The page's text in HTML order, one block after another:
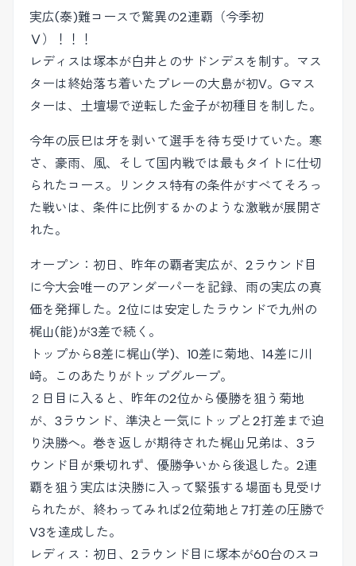
実広(泰)難コースで驚異の2連覇（今季初
Ⅴ）！！！
レディスは塚本が白井とのサドンデスを制す。マス
ターは終始落ち着いたプレーの大島が初V。Gマス
ターは、土壇場で逆転した金子が初種目を制した。
今年の辰巳は牙を剥いて選手を待ち受けていた。寒
さ、豪雨、風、そして国内戦では最もタイトに仕切
られたコース。リンクス特有の条件がすべてそろっ
た戦いは、条件に比例するかのような激戦が展開さ
れた。
オープン：初日、昨年の覇者実広が、2ラウンド目
に今大会唯一のアンダーパーを記録、雨の実広の真
価を発揮した。2位には安定したラウンドで九州の
梶山(能)が3差で続く。
トップから8差に梶山(学)、10差に菊地、14差に川
崎。このあたりがトップグループ。
２日目に入ると、昨年の2位から優勝を狙う菊地
が、3ラウンド、準決と一気にトップと2打差まで迫
り決勝へ。巻き返しが期待された梶山兄弟は、3ラ
ウンド目が乗切れず、優勝争いから後退した。2連
覇を狙う実広は決勝に入って緊張する場面も見受け
られたが、終わってみれば2位菊地と7打差の圧勝で
V3を達成した。
レディス：初日、2ラウンド目に塚本が60台のスコ